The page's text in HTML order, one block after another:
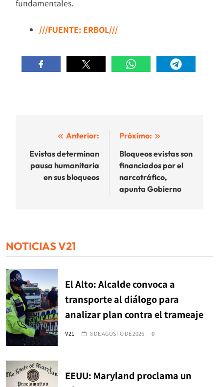
fundamentales.
///FUENTE: ERBOL///
Navegación
de
entradas
Anterior:
Evistas determinan
pausa humanitaria
en sus bloqueos
Próximo:
Bloqueos evistas son
financiados por el
narcotráfico,
apunta Gobierno
NOTICIAS V21
El Alto: Alcalde convoca a
transporte al diálogo para
analizar plan contra el trameaje
V21 8 DE AGOSTO DE 2026 0
EEUU: Maryland proclama un